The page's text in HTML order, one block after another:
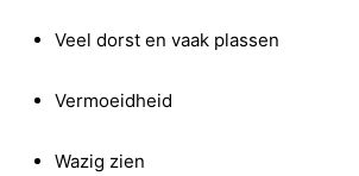
Veel dorst en vaak plassen
Vermoeidheid
Wazig zien